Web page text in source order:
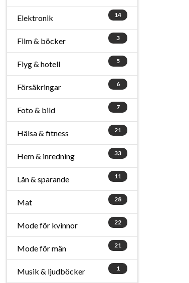
14
Elektronik
3
Film & böcker
5
Flyg & hotell
6
Försäkringar
7
Foto & bild
21
Hälsa & fitness
33
Hem & inredning
11
Lån & sparande
28
Mat
22
Mode för kvinnor
21
Mode för män
1
Musik & ljudböcker